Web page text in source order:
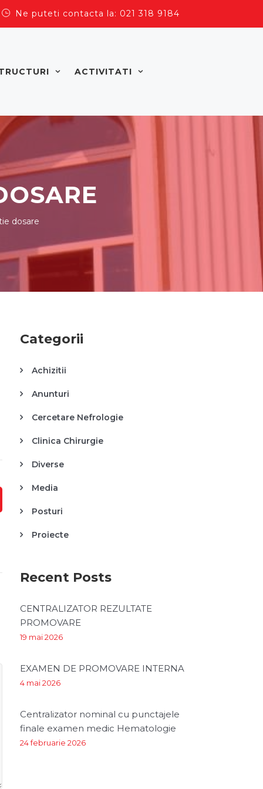
Ne puteti contacta la: 021 318 9184
ACTIVITATI
dosare
Categorii
Achizitii
Anunturi
Cercetare Nefrologie
Clinica Chirurgie
Diverse
Media
Posturi
Proiecte
Recent Posts
CENTRALIZATOR REZULTATE
PROMOVARE
19 mai 2026
EXAMEN DE PROMOVARE INTERNA
4 mai 2026
Centralizator nominal cu punctajele
finale examen medic Hematologie
24 februarie 2026